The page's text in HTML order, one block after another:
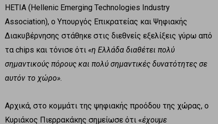
HETIA (Hellenic Emerging Technologies Industry
Association), ο Υπουργός Επικρατείας και Ψηφιακής
Διακυβέρνησης στάθηκε στις διεθνείς εξελίξεις γύρω από
τα chips και τόνισε ότι «η Ελλάδα διαθέτει πολύ
σημαντικούς πόρους και πολύ σημαντικές δυνατότητες σε
αυτόν το χώρο».
Αρχικά, στο κομμάτι της ψηφιακής προόδου της χώρας, ο
Κυριάκος Πιερρακάκης σημείωσε ότι «έχουμε